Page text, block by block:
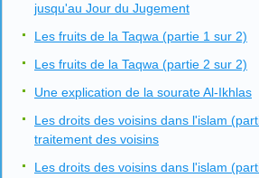
jusqu'au Jour du Jugement
Les fruits de la Taqwa (partie 1 sur 2)
Les fruits de la Taqwa (partie 2 sur 2)
Une explication de la sourate Al-Ikhlas
Les droits des voisins dans l'islam
traitement des voisins
Les droits des voisins dans l'islam